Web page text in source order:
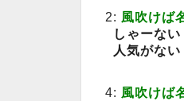
2: 風吹けば
しゃーない
人気がない
4: 風吹けば